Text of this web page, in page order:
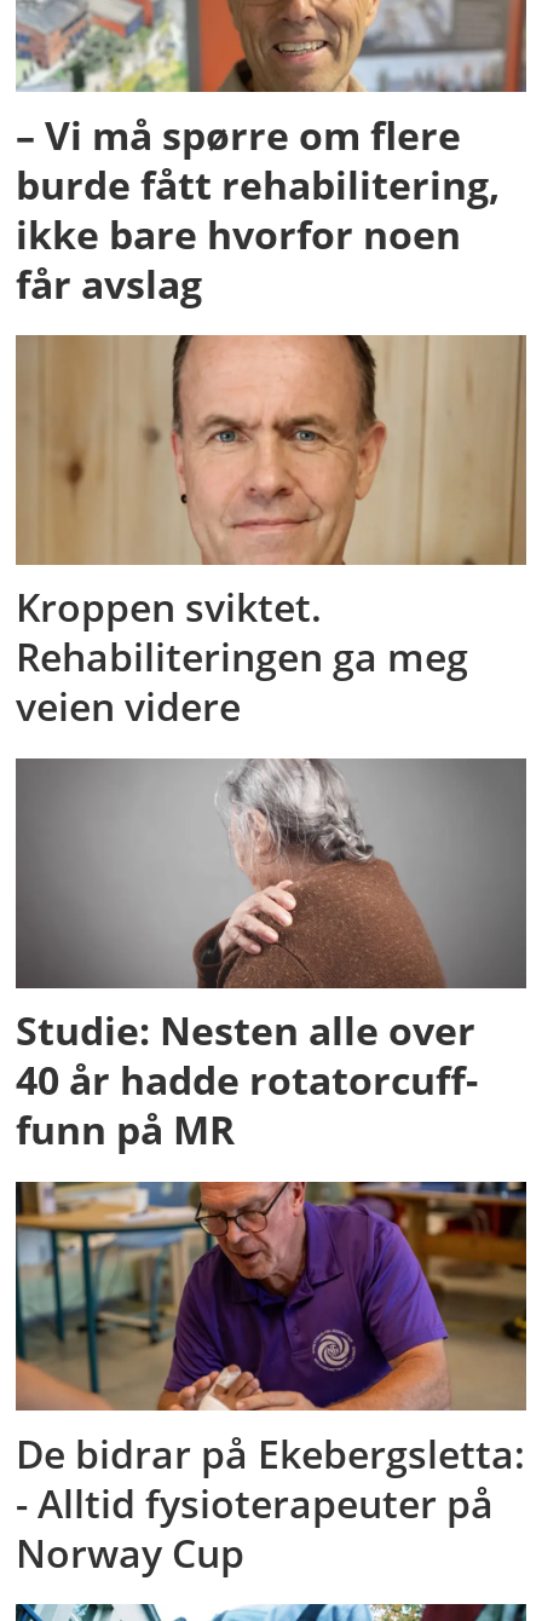
– Vi må spørre om flere
burde fått rehabilitering,
ikke bare hvorfor noen
får avslag
Kroppen sviktet.
Rehabiliteringen ga meg
veien videre
Studie: Nesten alle over
40 år hadde rotatorcuff-
funn på MR
De bidrar på Ekebergsletta:
- Alltid fysioterapeuter på
Norway Cup